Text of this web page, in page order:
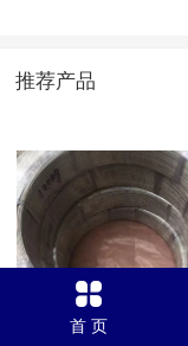
推荐产品
Gr23 抛光丝
首 页